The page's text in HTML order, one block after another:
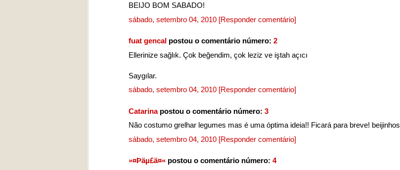
BEIJO BOM SABADO!
sábado, setembro 04, 2010 [Responder comentário]
fuat gencal postou o comentário número: 2
Ellerinize sağlık. Çok beğendim, çok leziz ve iştah açıcı
Saygılar.
sábado, setembro 04, 2010 [Responder comentário]
Catarinapostou o comentário número: 3
Não costumo grelhar legumes mas é uma óptima ideia!! Ficará para breve! beijinhos
sábado, setembro 04, 2010 [Responder comentário]
»¤Þäµ£ä¤« postou o comentário número: 4